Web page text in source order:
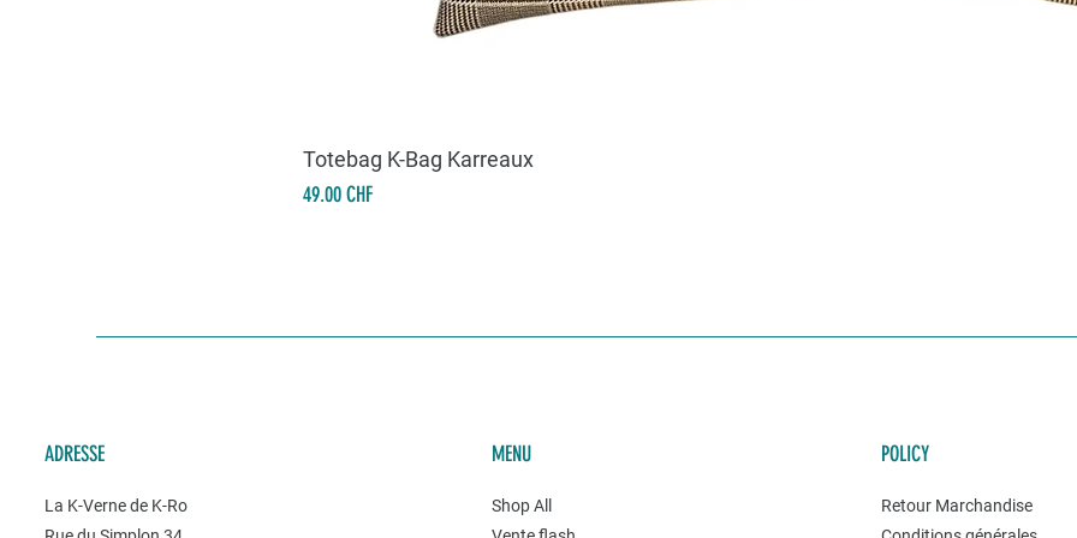
Totebag K-Bag Karreaux
Prix
49.00 CHF
ADRESSE
La K-Verne de K-Ro
MENU
Shop All
POLICY
Retour Marchandise